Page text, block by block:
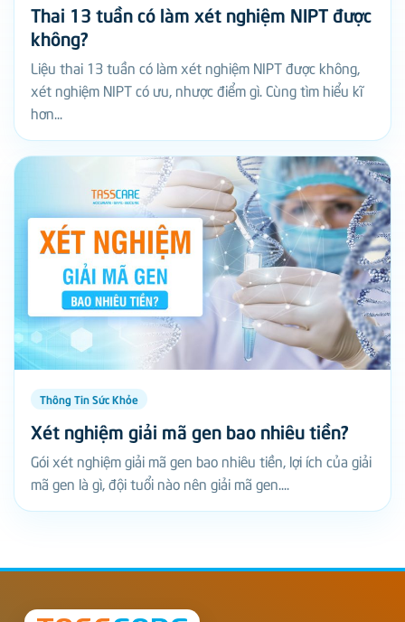
Thai 13 tuần có làm xét nghiệm NIPT được
không?
Liệu thai 13 tuần có làm xét nghiệm NIPT được không,
xét nghiệm NIPT có ưu, nhược điểm gì. Cùng tìm hiểu kĩ
hơn...
Thông Tin Sức Khỏe
Xét nghiệm giải mã gen bao nhiêu tiền?
Gói xét nghiệm giải mã gen bao nhiêu tiền, lợi ích của giải
mã gen là gì, đội tuổi nào nên giải mã gen....